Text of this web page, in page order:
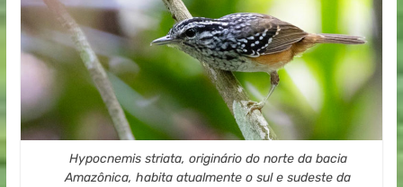
Hypocnemis striata, originário do norte da bacia
Amazônica, habita atualmente o sul e sudeste da